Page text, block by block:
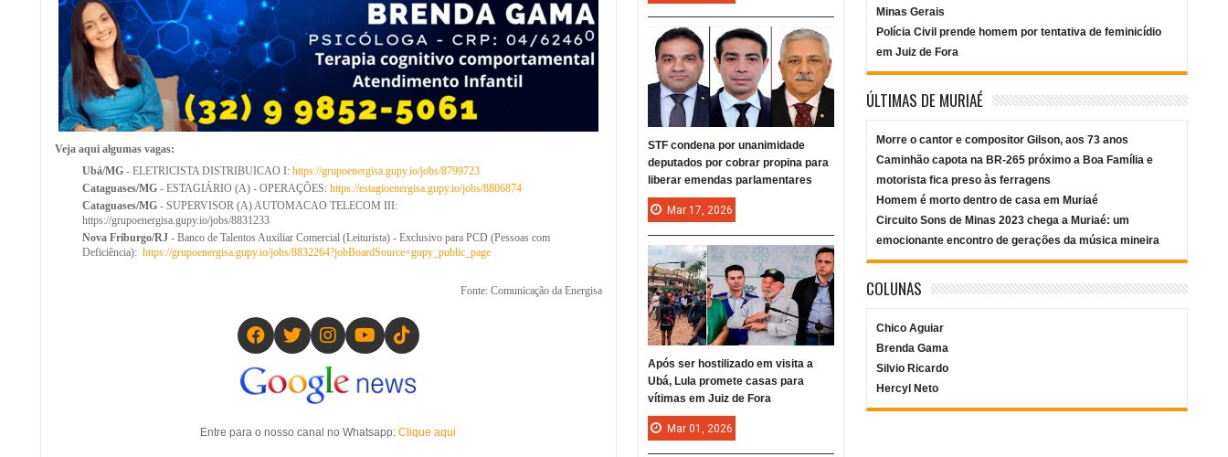
Veja aqui algumas vagas:
Ubá/MG - ELETRICISTA DISTRIBUICAO I: https://grupoenergisa.gupy.io/jobs/8799723
Cataguases/MG - ESTAGIÁRIO (A) - OPERAÇÕES: https://estagioenergisa.gupy.io/jobs/8806874
Cataguases/MG - SUPERVISOR (A) AUTOMACAO TELECOM III:
https://grupoenergisa.gupy.io/jobs/8831233
Nova Friburgo/RJ - Banco de Talentos Auxiliar Comercial (Leiturista) - Exclusivo para PCD (Pessoas com
Deficiência): https://grupoenergisa.gupy.io/jobs/8832264?jobBoardSource=gupy_public_page
Fonte: Comunicação da Energisa
Entre para o nosso canal no Whatsapp:Clique aqui
Minas Gerais
Polícia Civil prende homem por tentativa de feminicídio
em Juiz de Fora
ÚLTIMAS DE MURIAÉ
Morre o cantor e compositor Gilson, aos 73 anos
Caminhão capota na BR-265 próximo a Boa Família e
motorista fica preso às ferragens
Homem é morto dentro de casa em Muriaé
Circuito Sons de Minas 2023 chega a Muriaé: um
emocionante encontro de gerações da música mineira
COLUNAS
Chico Aguiar
Brenda Gama
Silvio Ricardo
Hercyl Neto
STF condena por unanimidade
deputados por cobrar propina para
liberar emendas parlamentares
Mar 17, 2026
Após ser hostilizado em visita a
Ubá, Lula promete casas para
vítimas em Juiz de Fora
Mar 01, 2026